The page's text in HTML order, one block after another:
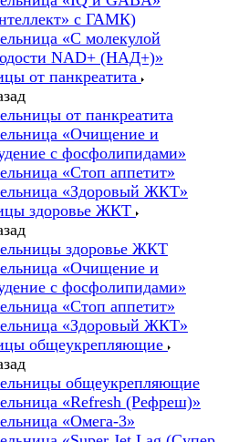
с ГАМК)
«С молекулой
NAD+ (НАД+)»
от панкреатита
от панкреатита
«Очищение и
с фосфолипидами»
«Стоп аппетит»
«Здоровый ЖКТ»
здоровье ЖКТ
здоровье ЖКТ
«Очищение и
с фосфолипидами»
«Стоп аппетит»
«Здоровый ЖКТ»
общеукрепляющие
общеукрепляющие
«Refresh (Рефреш)»
«Омега-3»